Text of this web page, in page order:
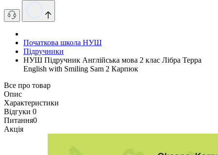
Початкова школа НУШ
Підручники
НУШ Підручник Англійська мова 2 клас Лібра Терра
English with Smiling Sam 2 Карпюк
Все про товар
Опис
Характеристики
Відгуки 0
Питання0
Акція